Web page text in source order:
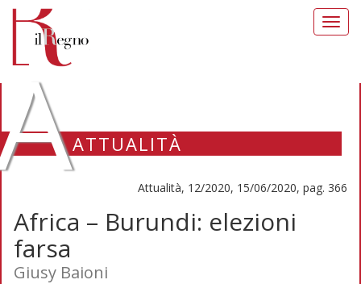
ATTUALITÀ
Attualità, 12/2020, 15/06/2020, pag. 366
Africa – Burundi: elezioni
farsa
Giusy Baioni